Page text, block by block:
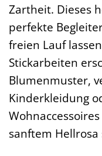
Zartheit. Dieses
perfekte
freien Lauf
Stickarbeiten
Blumenmuster,
Kinderkleidung
sanftem